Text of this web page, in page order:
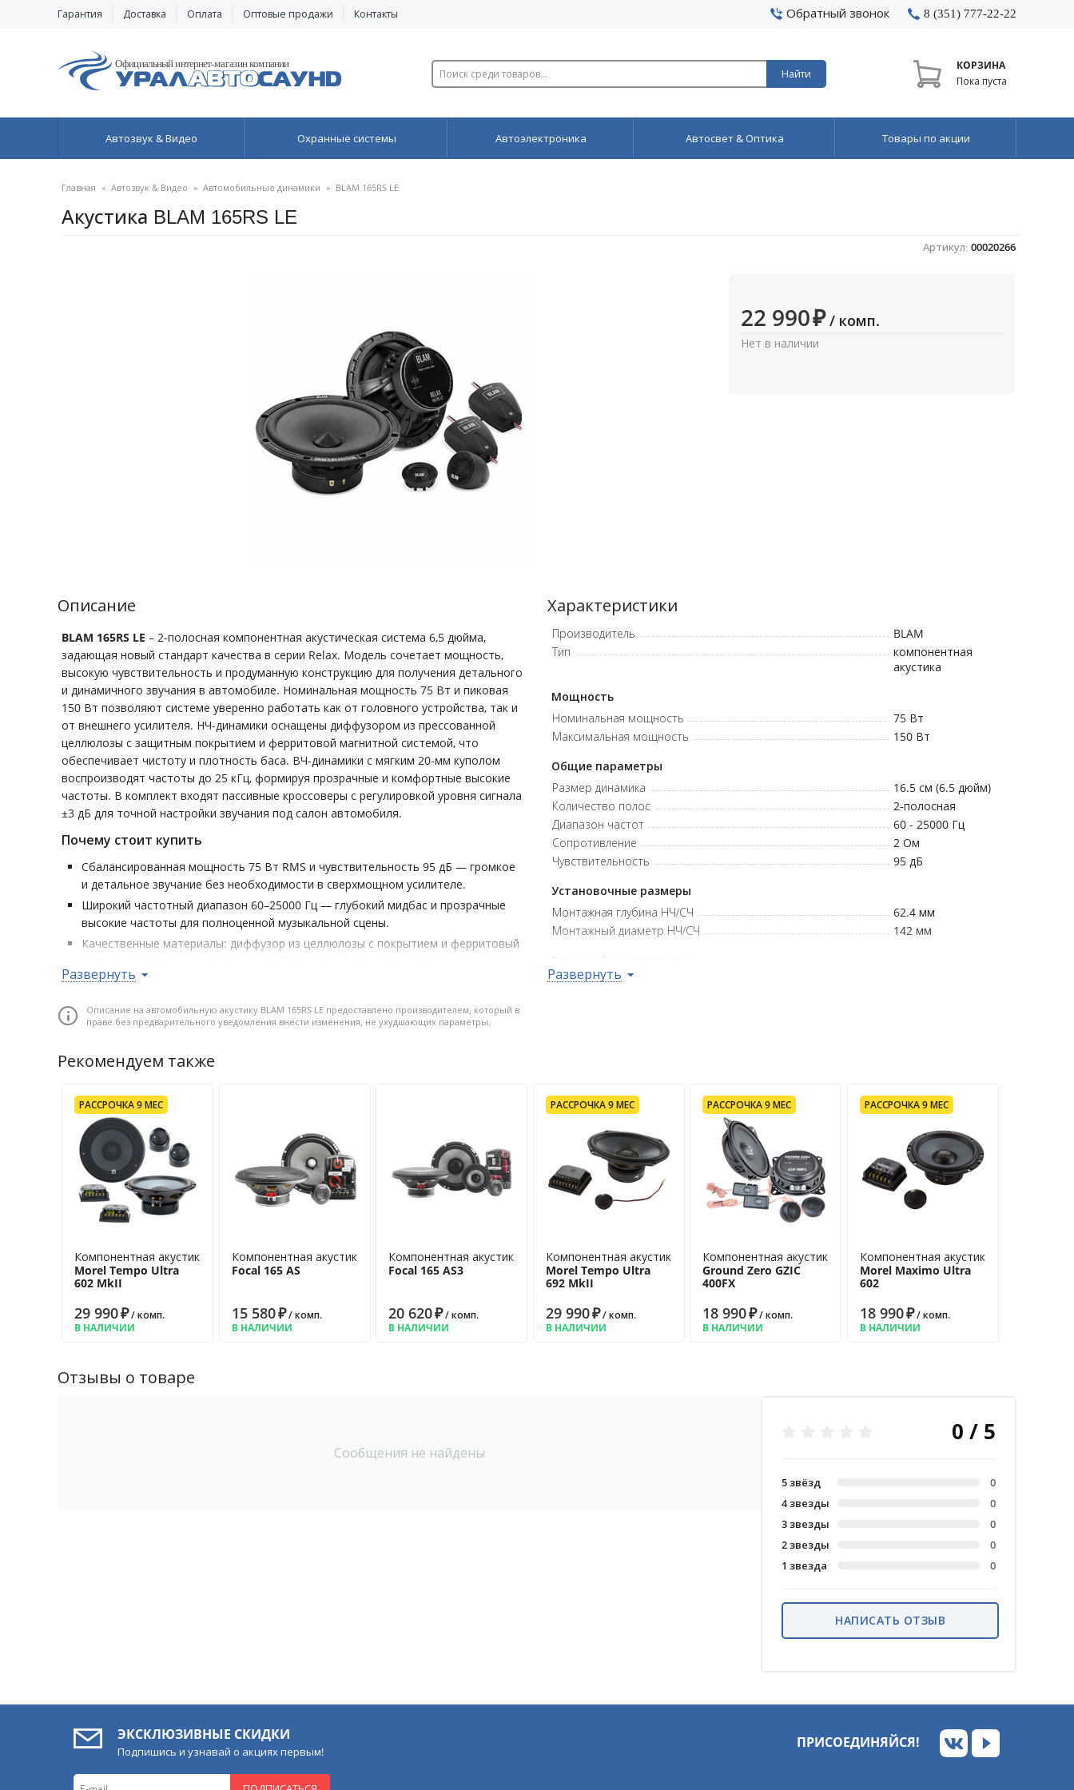
Гарантия Доставка Оплата Оптовые продажи Контакты Обратный звонок 8 (351) 777-22-22
Найти
КОРЗИНА
Пока пуста
Автозвук & Видео Охранные системы Автоэлектроника Автосвет & Оптика Товары по акции
Главная » Автозвук & Видео » Автомобильные динамики » BLAM 165RS LE
Акустика BLAM 165RS LE
Артикул: 00020266
22 990₽ / комп.
Нет в наличии
Описание
BLAM 165RS LE – 2-полосная компонентная акустическая система 6,5 дюйма,
задающая новый стандарт качества в серии Relax. Модель сочетает мощность,
высокую чувствительность и продуманную конструкцию для получения детального
и динамичного звучания в автомобиле. Номинальная мощность 75 Вт и пиковая
150 Вт позволяют системе уверенно работать как от головного устройства, так и
от внешнего усилителя. НЧ-динамики оснащены диффузором из прессованной
целлюлозы с защитным покрытием и ферритовой магнитной системой, что
обеспечивает чистоту и плотность баса. ВЧ-динамики с мягким 20-мм куполом
воспроизводят частоты до 25 кГц, формируя прозрачные и комфортные высокие
частоты. В комплект входят пассивные кроссоверы с регулировкой уровня сигнала
±3 дБ для точной настройки звучания под салон автомобиля.
Почему стоит купить
Сбалансированная мощность 75 Вт RMS и чувствительность 95 дБ — громкое
и детальное звучание без необходимости в сверхмощном усилителе.
Широкий частотный диапазон 60–25000 Гц — глубокий мидбас и прозрачные
высокие частоты для полноценной музыкальной сцены.
Качественные материалы: диффузор из целлюлозы с покрытием и ферритовый
Твитер с мягким 20 мм куполом и кроссовер с регулировкой ±3 дБ —
Стандартный типоразмер 16,5 см, монтажная глубина 62,4 мм — удобная
Количество полос: 2-полосная • Типоразмер: 16.5 см (6.5") • Мощность RMS: 75 Вт •
Ом • Чувствительность: 95 дБ • Материал диффузора: целлюлоза • Материал магнита:
феррит • Монтажная глубина: 62,4 мм • Монтажный диаметр: 142 мм • Кроссовер: в
комплекте
Развернуть
Описание на автомобильную акустику BLAM 165RS LE предоставлено производителем, который в
праве без предварительного уведомления внести изменения, не ухудшающих параметры.
Характеристики
Производитель
BLAM
Тип
компонентная
акустика
Мощность
Номинальная мощность
75Вт
Максимальная мощность
150Вт
Общие параметры
Размер динамика
16.5 см (6.5 дюйм)
Количество полос
2-полосная
Диапазон частот
60 - 25000Гц
Сопротивление
2Ом
Чувствительность
95дБ
Установочные размеры
Монтажная глубина НЧ/СЧ
62.4 мм
Монтажный диаметр НЧ/СЧ
142 мм
Гарантийная политика
Возврат
Развернуть
Рекомендуем также
РАССРОЧКА 9 МЕС
Компонентная акустика
Morel Tempo Ultra
602 MkII
29 990₽/ комп.
В НАЛИЧИИ
Компонентная акустика
Focal 165 AS
15 580₽/ комп.
В НАЛИЧИИ
Компонентная акустика
Focal 165 AS3
20 620₽/ комп.
В НАЛИЧИИ
РАССРОЧКА 9 МЕС
Компонентная акустика
Morel Tempo Ultra
692 MkII
29 990₽/ комп.
В НАЛИЧИИ
РАССРОЧКА 9 МЕС
Компонентная акустика
Ground Zero GZIC
400FX
18 990₽/ комп.
В НАЛИЧИИ
РАССРОЧКА 9 МЕС
Компонентная акустика
Morel Maximo Ultra
602
18 990₽/ комп.
В НАЛИЧИИ
Отзывы о товаре
Сообщения не найдены
0 / 5
5 звёзд
0
4 звезды
0
3 звезды
0
2 звезды
0
1 звезда
0
НАПИСАТЬ ОТЗЫВ
ЭКСКЛЮЗИВНЫЕ СКИДКИ
Подпишись и узнавай о акциях первым!
ПРИСОЕДИНЯЙСЯ!